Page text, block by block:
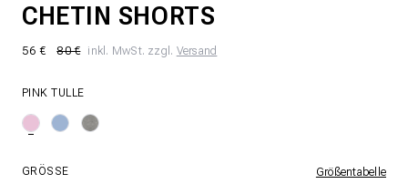
CHETIN SHORTS
56 € 80 € inkl. MwSt. zzgl. Versand
PINK TULLE
GRÖSSE Größentabelle